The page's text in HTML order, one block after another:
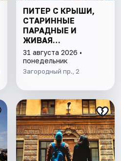
ПИТЕР С КРЫШИ,
СТАРИННЫЕ
ПАРАДНЫЕ И
ЖИВАЯ
КОММУНАЛКА
ДОВЛАТОВА
31 августа 2026 •
понедельник
Загородный пр., 2